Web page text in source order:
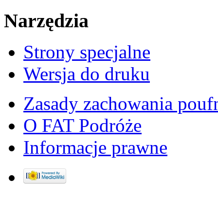
Narzędzia
Strony specjalne
Wersja do druku
Zasady zachowania
O FAT Podróże
Informacje prawne